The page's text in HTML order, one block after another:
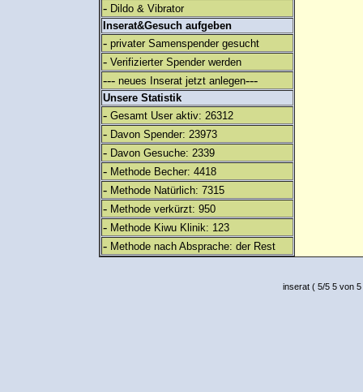
- Dildo & Vibrator
Inserat&Gesuch aufgeben
- privater Samenspender gesucht
- Verifizierter Spender werden
--- neues Inserat jetzt anlegen---
Unsere Statistik
- Gesamt User aktiv: 26312
- Davon Spender: 23973
- Davon Gesuche: 2339
- Methode Becher: 4418
- Methode Natürlich: 7315
- Methode verkürzt: 950
- Methode Kiwu Klinik: 123
- Methode nach Absprache: der Rest
inserat( 5/5 5 von 5